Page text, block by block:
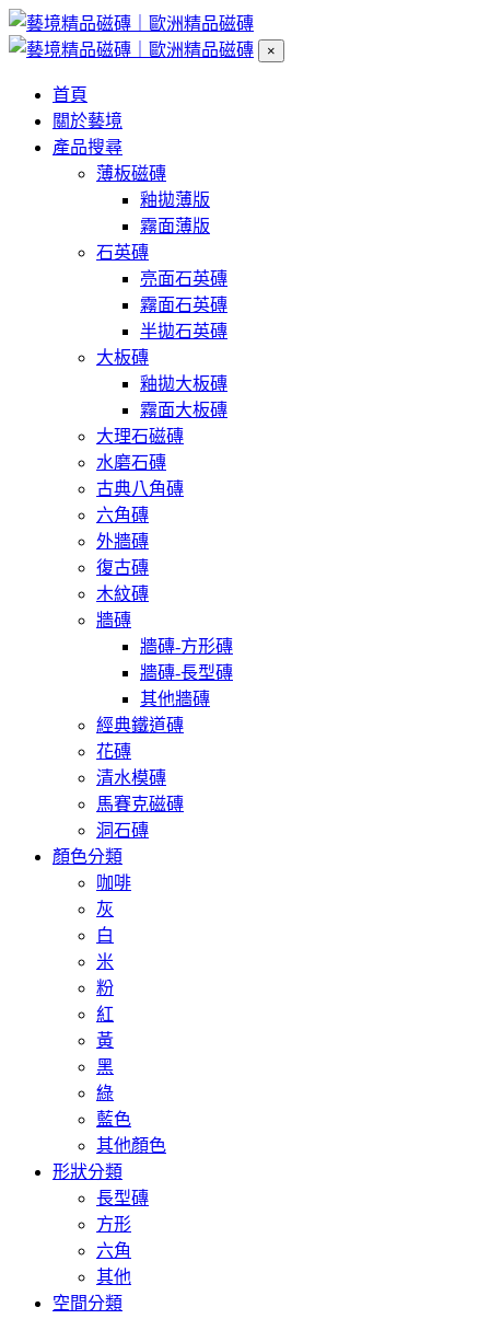
×
首頁
關於藝境
產品搜尋
薄板磁磚
釉拋薄版
霧面薄版
石英磚
亮面石英磚
霧面石英磚
半拋石英磚
大板磚
釉拋大板磚
霧面大板磚
大理石磁磚
水磨石磚
古典八角磚
六角磚
外牆磚
復古磚
木紋磚
牆磚
牆磚-方形磚
牆磚-長型磚
其他牆磚
經典鐵道磚
花磚
清水模磚
馬賽克磁磚
洞石磚
顏色分類
咖啡
灰
白
米
粉
紅
黃
黑
綠
藍色
其他顏色
形狀分類
長型磚
方形
六角
其他
空間分類